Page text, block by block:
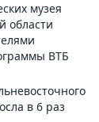
музея
области
ВТБ
в 6 раз